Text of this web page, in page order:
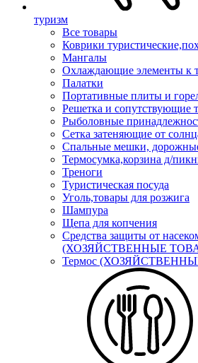
туризм
Все товары
Коврики
Мангалы
Охлаждающие элементы к
Палатки
Портативные плиты и
Решетка и сопутствующие
Рыболовные
Сетка затеняющие от
Спальные мешки,
Термосумка,корзина д/
Треноги
Туристическая посуда
Уголь,товары для розжига
Шампура
Щепа для копчения
Средства защиты от
(ХОЗЯЙСТВЕННЫЕ
Термос